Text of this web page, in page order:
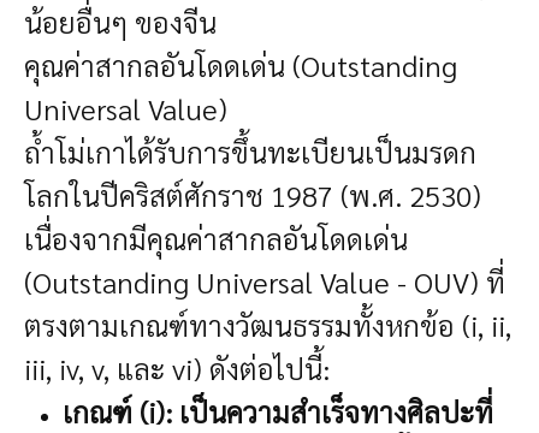
น้อยอื่นๆ ของจีน
คุณค่าสากลอันโดดเด่น (Outstanding
Universal Value)
ถ้ำโม่เกาได้รับการขึ้นทะเบียนเป็นมรดก
โลกในปีคริสต์ศักราช 1987 (พ.ศ. 2530)
เนื่องจากมีคุณค่าสากลอันโดดเด่น
(Outstanding Universal Value - OUV) ที่
ตรงตามเกณฑ์ทางวัฒนธรรมทั้งหกข้อ (i, ii,
iii, iv, v, และ vi) ดังต่อไปนี้:
เกณฑ์ (i): เป็นความสำเร็จทางศิลปะที่